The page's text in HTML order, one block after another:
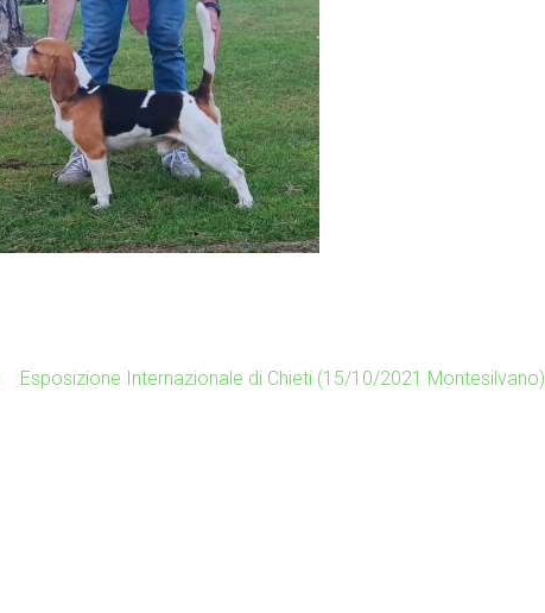
Esposizione Internazionale di Chieti (15/10/2021 Montesilvano)